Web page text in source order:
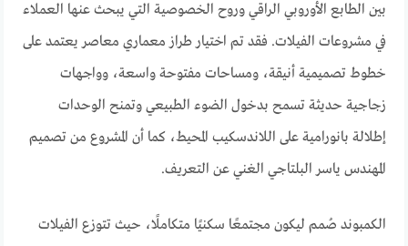
بين الطابع الأوروبي الراقي وروح الخصوصية التي يبحث عنها العملاء
في مشروعات الفيلات. فقد تم اختيار طراز معماري معاصر يعتمد على
خطوط تصميمية أنيقة، ومساحات مفتوحة واسعة، وواجهات
زجاجية حديثة تسمح بدخول الضوء الطبيعي وتمنح الوحدات
إطلالة بانورامية على اللاندسكيب المحيط، كما أن المشروع من تصميم
المهندس ياسر البلتاجي الغني عن التعريف.
الكمبوند صُمم ليكون مجتمعًا سكنيًا متكاملًا، حيث تتوزع الفيلات